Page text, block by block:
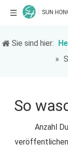
Sie sind hier:
»
So
Anzahl